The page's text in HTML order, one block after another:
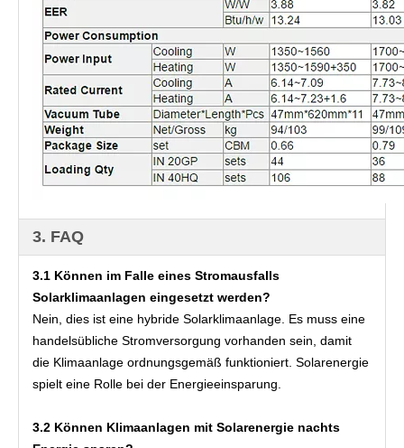
3. FAQ
3.1 Können im Falle eines Stromausfalls
Solarklimaanlagen eingesetzt werden?
Nein, dies ist eine hybride Solarklimaanlage. Es muss eine
handelsübliche Stromversorgung vorhanden sein, damit
die Klimaanlage ordnungsgemäß funktioniert. Solarenergie
spielt eine Rolle bei der Energieeinsparung.
3.2 Können Klimaanlagen mit Solarenergie nachts